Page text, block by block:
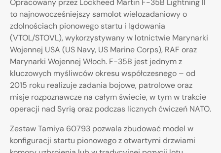
Opracowany przez Lockheed Martin F-35B Lightning II
to najnowocześniejszy samolot wielozadaniowy o
zdolnościach pionowego startu i lądowania
(VTOL/STOVL), wykorzystywany w lotnictwie Marynarki
Wojennej USA (US Navy, US Marine Corps), RAF oraz
Marynarki Wojennej Włoch. F-35B jest jednym z
kluczowych myśliwców okresu współczesnego – od
2015 roku realizuje zadania bojowe, patrolowe oraz
misje rozpoznawcze na całym świecie, w tym w trakcie
operacji nad Syrią oraz podczas licznych ćwiczeń NATO.
Zestaw Tamiya 60793 pozwala zbudować model w
konfiguracji startu pionowego z otwartymi drzwiami